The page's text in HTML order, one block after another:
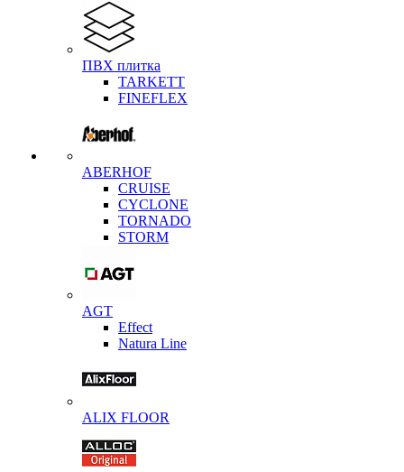
ПВХ плитка
TARKETT
FINEFLEX
ABERHOF
CRUISE
CYCLONE
TORNADO
STORM
AGT
Effect
Natura Line
ALIX FLOOR